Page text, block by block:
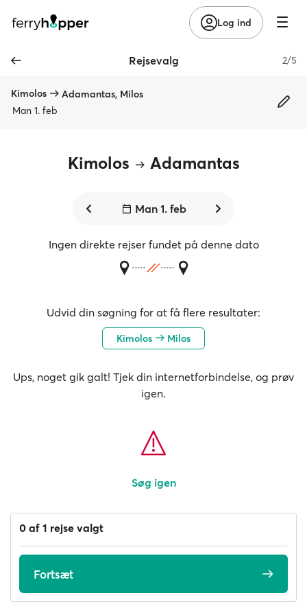
Log ind
Rejsevalg 2/5
Kimolos
Adamantas, Milos
Man 1. feb
Kimolos Adamantas
Man 1. feb
Ingen direkte rejser fundet på denne dato
Udvid din søgning for at få flere resultater:
Kimolos Milos
Ups, noget gik galt! Tjek din internetforbindelse, og prøv
igen.
Søg igen
0 af 1 rejse valgt
Fortsæt